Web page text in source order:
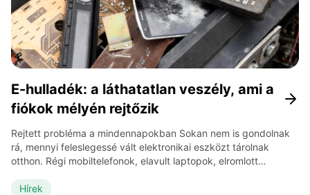
E-hulladék: a láthatatlan veszély, ami a
fiókok mélyén rejtőzik
Rejtett probléma a mindennapokban Sokan nem is gondolnak
rá, mennyi feleslegessé vált elektronikai eszközt tárolnak
otthon. Régi mobiltelefonok, elavult laptopok, elromlott
tetején. Gyakran abban bízunk, hogy „egyszer még jó lesz”, de
Hírek